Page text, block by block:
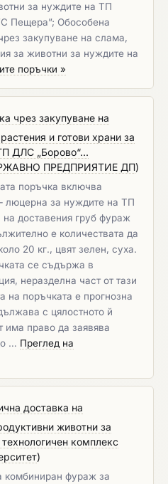
за нуждите на ТП
Пещера”; Обособена
закупуване на слама,
за животни за нуждите на
поръчки »
чрез закупуване на
и готови храни за
ДЛС „Борово“...
ПРЕДПРИЯТИЕ ДП)
поръчка включва
люцерна за нуждите на ТП
доставения груб фураж
е количествата да
20 кг., цвят зелен, суха.
се съдържа в
неразделна част от тази
на поръчката е прогнозна
с цялостното й
има право да заявява
… Преглед на
доставка на
животни за
комплекс
)
комбиниран фураж за